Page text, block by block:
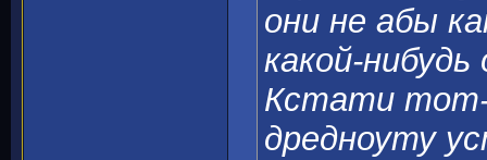
они не абы
какой-
Кстати тот-
дредноуту